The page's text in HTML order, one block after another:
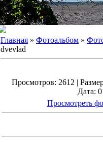
Главная » Фотоальбом »
dvevlad
Просмотров: 2612 |
Дата:
Просмотреть